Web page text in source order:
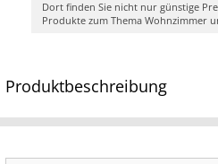
Dort finden Sie nicht nur günstige
Produkte zum Thema Wohnzimmer
Produktbeschreibung